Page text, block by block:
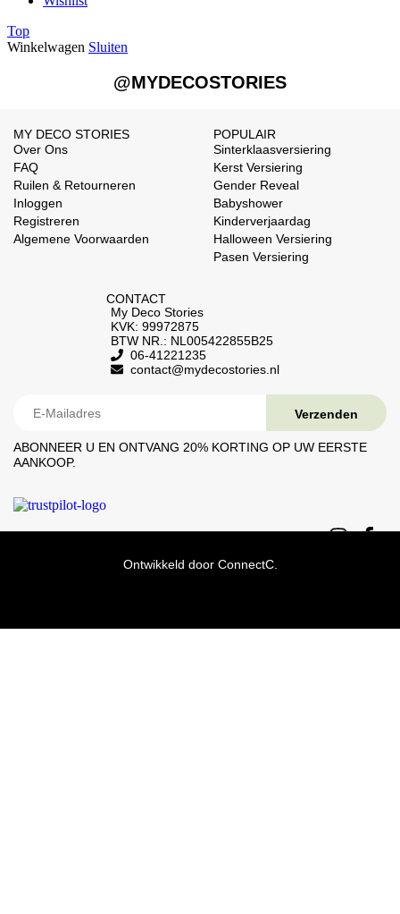
Top
Winkelwagen Sluiten
@MYDECOSTORIES
MY DECO STORIES
Over Ons
FAQ
Ruilen & Retourneren
Inloggen
Registreren
Algemene Voorwaarden
POPULAIR
Sinterklaasversiering
Kerst Versiering
Gender Reveal
Babyshower
Kinderverjaardag
Halloween Versiering
Pasen Versiering
CONTACT
My Deco Stories
KVK: 99972875
BTW NR.: NL005422855B25
06-41221235
contact@mydecostories.nl
ABONNEER U EN ONTVANG 20% ​​KORTING OP UW EERSTE
AANKOOP.
Ontwikkeld door ConnectC.